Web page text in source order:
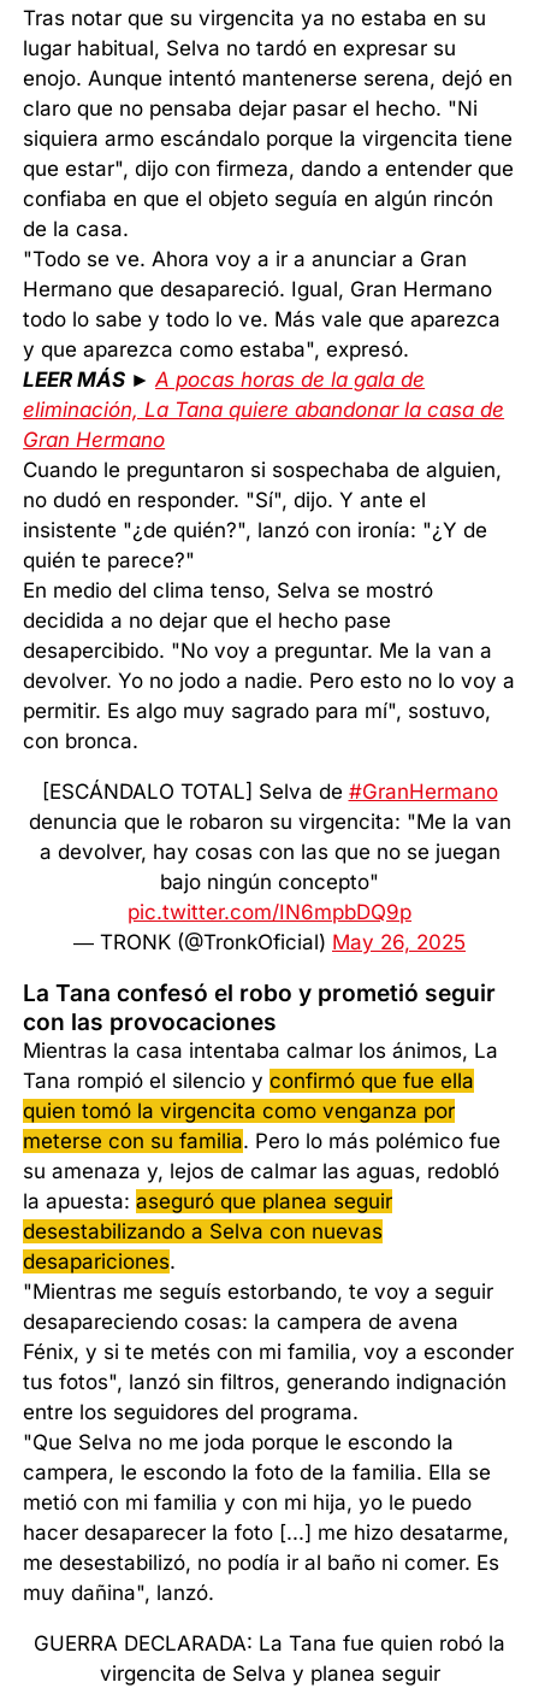
Tras notar que su virgencita ya no estaba en su
lugar habitual, Selva no tardó en expresar su
enojo. Aunque intentó mantenerse serena, dejó en
claro que no pensaba dejar pasar el hecho. "Ni
siquiera armo escándalo porque la virgencita tiene
que estar", dijo con firmeza, dando a entender que
confiaba en que el objeto seguía en algún rincón
de la casa.
"Todo se ve. Ahora voy a ir a anunciar a Gran
Hermano que desapareció. Igual, Gran Hermano
todo lo sabe y todo lo ve. Más vale que aparezca
y que aparezca como estaba", expresó.
LEER MÁS ►A pocas horas de la gala de
eliminación, La Tana quiere abandonar la casa de
Gran Hermano
Cuando le preguntaron si sospechaba de alguien,
no dudó en responder. "Sí", dijo. Y ante el
insistente "¿de quién?", lanzó con ironía: "¿Y de
quién te parece?"
En medio del clima tenso, Selva se mostró
decidida a no dejar que el hecho pase
desapercibido. "No voy a preguntar. Me la van a
devolver. Yo no jodo a nadie. Pero esto no lo voy a
permitir. Es algo muy sagrado para mí", sostuvo,
con bronca.
[ESCÁNDALO TOTAL] Selva de #GranHermano
denuncia que le robaron su virgencita: "Me la van
a devolver, hay cosas con las que no se juegan
bajo ningún concepto"
pic.twitter.com/IN6mpbDQ9p
— TRONK (@TronkOficial) May 26, 2025
La Tana confesó el robo y prometió seguir
con las provocaciones
Mientras la casa intentaba calmar los ánimos, La
Tana rompió el silencio yconfirmó que fue ella
quien tomó la virgencita como venganza por
meterse con su familia. Pero lo más polémico fue
su amenaza y, lejos de calmar las aguas, redobló
la apuesta:aseguró que planea seguir
desestabilizando a Selva con nuevas
desapariciones.
"Mientras me seguís estorbando, te voy a seguir
desapareciendo cosas: la campera de avena
Fénix, y si te metés con mi familia, voy a esconder
tus fotos", lanzó sin filtros, generando indignación
entre los seguidores del programa.
"Que Selva no me joda porque le escondo la
campera, le escondo la foto de la familia. Ella se
metió con mi familia y con mi hija, yo le puedo
hacer desaparecer la foto [...] me hizo desatarme,
me desestabilizó, no podía ir al baño ni comer. Es
muy dañina", lanzó.
GUERRA DECLARADA: La Tana fue quien robó la
virgencita de Selva y planea seguir